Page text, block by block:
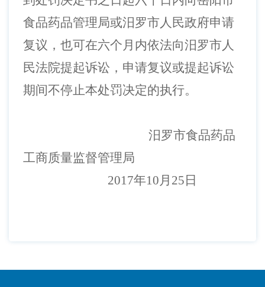
食品药品管理局或汨罗市人民政府申请
复议，也可在六个月内依法向汨罗市人
民法院提起诉讼，申请复议或提起诉讼
期间不停止本处罚决定的执行。
汨罗市食品药品
工商质量监督管理局
2017年10月 25 日